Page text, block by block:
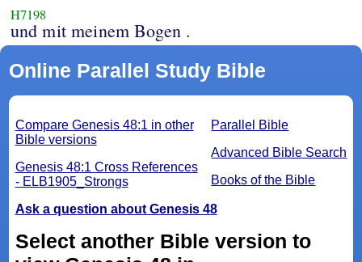
H7198
und mit meinem Bogen .
Online Parallel Study Bible
Parallel Bible
Advanced Bible Search
Books of the Bible
Compare Genesis 48:1 in other
Bible versions
Genesis 48:1 Cross References
- ELB1905_Strongs
Ask a question about Genesis 48
Select another Bible version to